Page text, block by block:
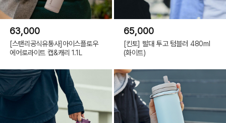
63,000
[스탠리공식유통사]아이스플로우
에어로라이트 캡&캐리 1.1L
65,000
[킨토] 빨대 투고 텀블러 480ml
(화이트)